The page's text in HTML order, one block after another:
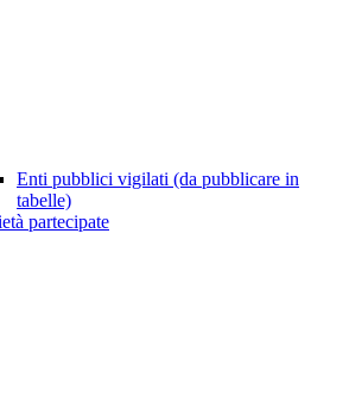
Enti pubblici vigilati (da pubblicare in
tabelle)
partecipate